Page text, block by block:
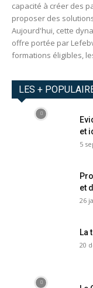
capacité à créer des
proposer des
Aujourd'hui, cette
offre portée par
formations éligibles,
LES +
et
5
et
26
La
20